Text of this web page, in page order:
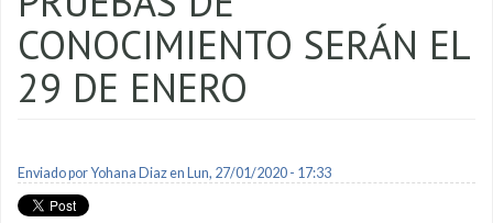
CONOCIMIENTO SERÁN EL
29 DE ENERO
Enviado porYohana Diazen Lun, 27/01/2020 - 17:33